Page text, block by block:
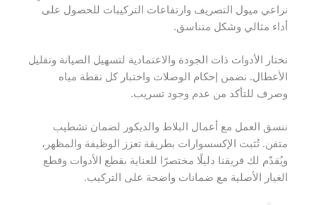
نراعي ميول التصريف وارتفاعات التركيبات للحصول على
أداء مثالي وشكل متناسق.
نختار الأدوات ذات الجودة والاعتمادية لتسهيل الصيانة وتقليل
الأعطال. نضمن إحكام الوصلات واختبار كل نقطة مياه
وصرف للتأكد من عدم وجود تسريب.
ننسق العمل مع أعمال البلاط والديكور لضمان تشطيب
متقن. تُثبت الإكسسوارات بطريقة تعزز الوظيفة والمظهر،
ويُقدّم لك فريقنا دليلًا مختصرًا للعناية بقطع الأدوات وقطع
الغيار الأصلية مع ضمانات واضحة على التركيب.